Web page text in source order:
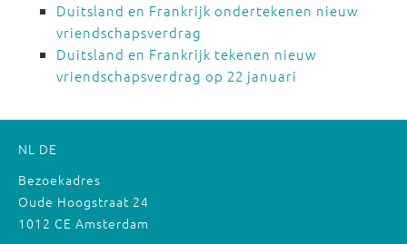
Duitsland en Frankrijk ondertekenen nieuw
vriendschapsverdrag
Duitsland en Frankrijk tekenen nieuw
vriendschapsverdrag op 22 januari
NL DE
Bezoekadres
Oude Hoogstraat 24
1012 CE Amsterdam